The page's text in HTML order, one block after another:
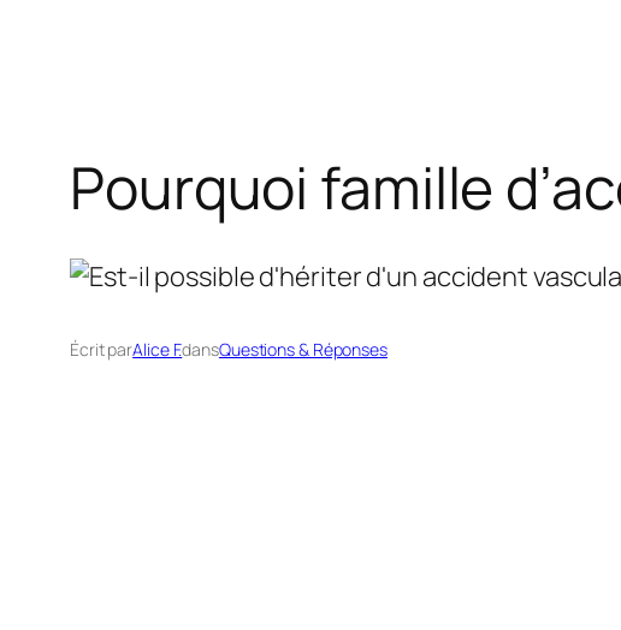
Pourquoi famille
Écrit parAlice F.dansQuestions & Réponses